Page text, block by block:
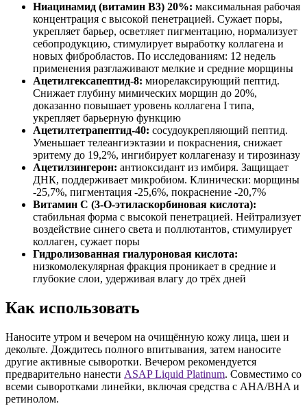
Ниацинамид (витамин B3) 20%: максимальная рабочая
концентрация с высокой пенетрацией. Сужает поры,
укрепляет барьер, осветляет пигментацию, нормализует
себопродукцию, стимулирует выработку коллагена и
новых фибробластов. По исследованиям: 12 недель
применения разглаживают мелкие и средние морщины
Ацетилгексапептид-8: миорелаксирующий пептид.
Снижает глубину мимических морщин до 20%,
доказанно повышает уровень коллагена I типа,
укрепляет барьерную функцию
Ацетилтетрапептид-40: сосудоукрепляющий пептид.
Уменьшает телеангиэктазии и покраснения, снижает
эритему до 19,2%, ингибирует коллагеназу и тирозиназу
Ацетилзингерон: антиоксидант из имбиря. Защищает
ДНК, поддерживает микробиом. Клинически: морщины
-25,7%, пигментация -25,6%, покраснение -20,7%
Витамин C (3-O-этиласкорбиновая кислота):
стабильная форма с высокой пенетрацией. Нейтрализует
воздействие синего света и поллютантов, стимулирует
коллаген, сужает поры
Гидролизованная гиалуроновая кислота:
низкомолекулярная фракция проникает в средние и
глубокие слои, удерживая влагу до трёх дней
Как использовать
Наносите утром и вечером на очищённую кожу лица, шеи и
декольте. Дождитесь полного впитывания, затем наносите
другие активные сыворотки. Вечером рекомендуется
предварительно нанести ASAP Liquid Platinum. Совместимо со
всеми сыворотками линейки, включая средства с AHA/BHA и
ретинолом.